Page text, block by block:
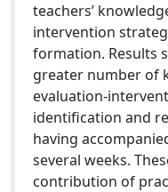
teachers’
intervention
formation. Results
greater number of
evaluation-
identification and
having
several weeks.
contribution of